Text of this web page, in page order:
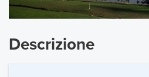
Descrizione